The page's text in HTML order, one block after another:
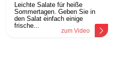
Leichte Salate für heiße
Sommertagen. Geben Sie in
den Salat einfach einige
frische...
zum Video